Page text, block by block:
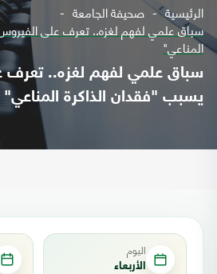
الرئيسية صحيفة الجامعة
سباق علمي لفهم لغزه.. تعرف على
المناعي"
سباق علمي لفهم لغزه.. تعرف
يسبب "فقدان الذاكرة المناعي"
اليوم
الأربعاء